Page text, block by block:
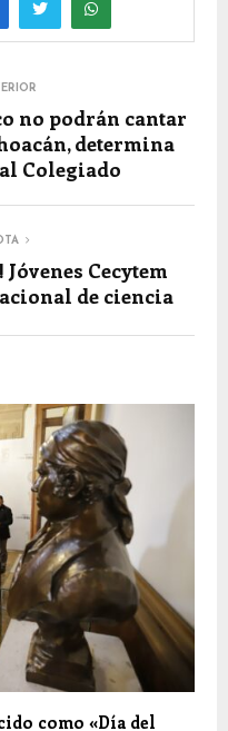
no podrán cantar
determina
Colegiado
Cecytem
de ciencia
como «Día del